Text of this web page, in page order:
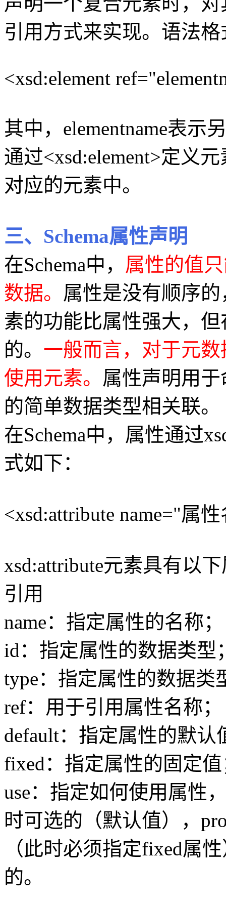
引用方式来实现。语法
<xsd:element
其中，elementname表示
通过<xsd:element>定义
对应的元素中。
三、Schema属性声明
在Schema中， 属性的值
数据。 属性是没有顺序
素的功能比属性强大，
的。 一般而言，对于元
使用元素。 属性声明用
的简单数据类型相关联。
在Schema中，属性通过
式如下：
<xsd:attribute name="属
xsd:attribute元素具有以
引用
name：指定属性的名称；
id：指定属性的数据类型
type：指定属性的数据类
ref：用于引用属性名称；
default：指定属性的默认
fixed：指定属性的固定
use：指定如何使用属性
时可选的（默认值），
（此时必须指定fixed属
的。